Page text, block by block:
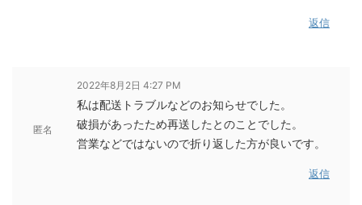
返信
匿名
2022年8月2日 4:27 PM
私は配送トラブルなどのお知らせでした。
破損があったため再送したとのことでした。
営業などではないので折り返した方が良いです。
返信